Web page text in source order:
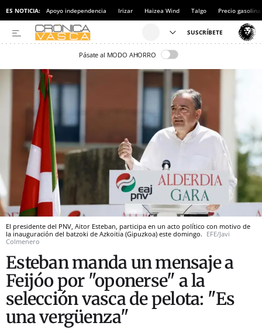
ES NOTICIA: Apoyo independencia Irizar Haizea Wind Talgo Precio gasolina
Pásate al MODO AHORRO
El presidente del PNV, Aitor Esteban, participa en un acto político con motivo de
la inauguración del batzoki de Azkoitia (Gipuzkoa) este domingo. EFE/Javi
Colmenero
Esteban manda un mensaje a
Feijóo por "oponerse" a la
selección vasca de pelota: "Es
una vergüenza"